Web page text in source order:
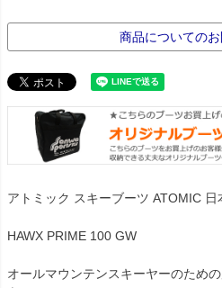
商品についての
アトミック スキーブーツ ATOMIC 日
HAWX PRIME 100 GW
オールマウンテンスキーヤーのため